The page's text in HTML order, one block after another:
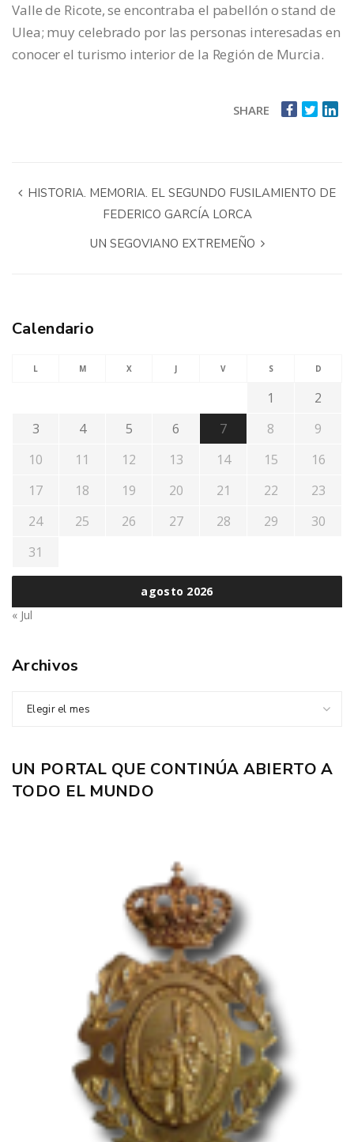
Valle de Ricote, se encontraba el pabellón o stand de
Ulea; muy celebrado por las personas interesadas en
conocer el turismo interior de la Región de Murcia.
SHARE
HISTORIA. MEMORIA. EL SEGUNDO FUSILAMIENTO DE
FEDERICO GARCÍA LORCA
UN SEGOVIANO EXTREMEÑO
Calendario
agosto 2026
L M X J V S D
1
2
3
4 5 6 7 8
9
10
11 12 13 14 15
16
17
18 19 20 21 22
23
24
25 26 27 28 29
30
31
« Jul
Archivos
Elegir el mes
UN PORTAL QUE CONTINÚA ABIERTO A
TODO EL MUNDO